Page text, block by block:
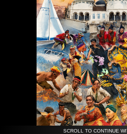
SCROLL TO CONTINUE